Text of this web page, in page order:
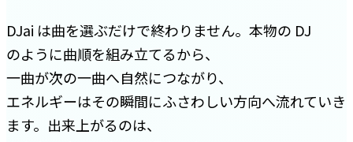
DJai は曲を選ぶだけで終わりません。本物の DJ
のように曲順を組み立てるから、
一曲が次の一曲へ自然につながり、
エネルギーはその瞬間にふさわしい方向へ流れていき
ます。出来上がるのは、